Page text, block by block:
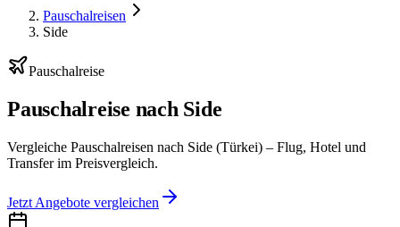
Pauschalreisen
Side
Pauschalreise
Pauschalreise nach Side
Vergleiche Pauschalreisen nach Side (Türkei) – Flug, Hotel und
Transfer im Preisvergleich.
Jetzt Angebote vergleichen